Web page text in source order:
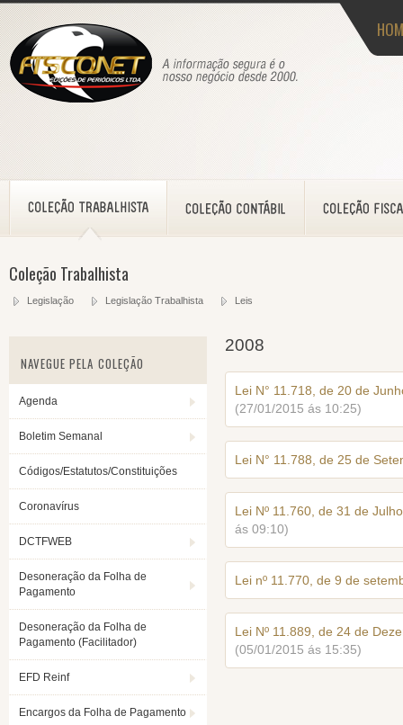
Coleção Trabalhista
Legislação Legislação Trabalhista Leis
NAVEGUE PELA COLEÇÃO
Agenda
Boletim Semanal
Códigos/Estatutos/Constituições
Coronavírus
DCTFWEB
Desoneração da Folha de
Pagamento
Desoneração da Folha de
Pagamento (Facilitador)
EFD Reinf
Encargos da Folha de Pagamento
2008
Lei N° 11.718, de 20 de
(27/01/2015 ás 10:25)
Lei N° 11.788, de 25 de
Lei Nº 11.760, de 31 de
ás 09:10)
Lei nº 11.770, de 9 de
Lei Nº 11.889, de 24 de
(05/01/2015 ás 15:35)